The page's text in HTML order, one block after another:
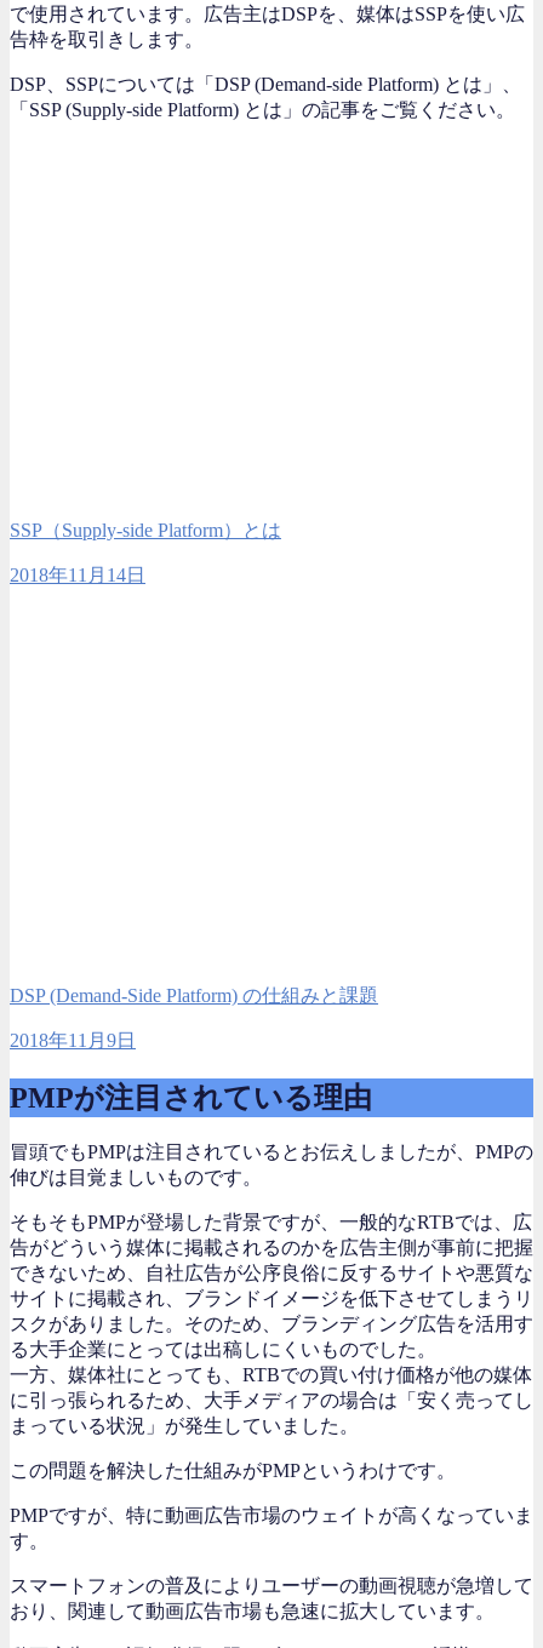
で使用されています。広告主はDSPを、媒体はSSPを使い広
告枠を取引きします。
DSP、SSPについては「DSP (Demand-side Platform) とは」、
「SSP (Supply-side Platform) とは」の記事をご覧ください。
SSP（Supply-side Platform）とは
2018年11月14日
DSP (Demand-Side Platform) の仕組みと課題
2018年11月9日
PMPが注目されている理由
冒頭でもPMPは注目されているとお伝えしましたが、PMPの
伸びは目覚ましいものです。
そもそもPMPが登場した背景ですが、一般的なRTBでは、広
告がどういう媒体に掲載されるのかを広告主側が事前に把握
できないため、自社広告が公序良俗に反するサイトや悪質な
サイトに掲載され、ブランドイメージを低下させてしまうリ
スクがありました。そのため、ブランディング広告を活用す
る大手企業にとっては出稿しにくいものでした。
一方、媒体社にとっても、RTBでの買い付け価格が他の媒体
に引っ張られるため、大手メディアの場合は「安く売ってし
まっている状況」が発生していました。
この問題を解決した仕組みがPMPというわけです。
PMPですが、特に動画広告市場のウェイトが高くなっていま
す。
スマートフォンの普及によりユーザーの動画視聴が急増して
おり、関連して動画広告市場も急速に拡大しています。